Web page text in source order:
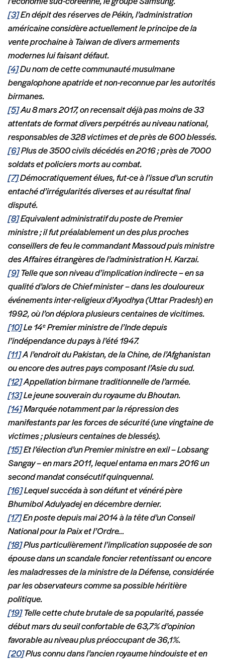
[3]En dépit des réserves de Pékin, l’administration
américaine considère actuellement le principe de la
vente prochaine à Taiwan de divers armements
modernes lui faisant défaut.
[4]Du nom de cette communauté musulmane
bengalophone apatride et non-reconnue par les autorités
birmanes.
[5]Au 8 mars 2017, on recensait déjà pas moins de 33
attentats de format divers perpétrés au niveau national,
responsables de 328 victimes et de près de 600 blessés.
[6]Plus de 3500 civils décédés en 2016 ; près de 7000
soldats et policiers morts au combat.
[7]Démocratiquement élues, fut-ce à l’issue d’un scrutin
entaché d’irrégularités diverses et au résultat final
disputé.
[8]Equivalent administratif du poste de Premier
ministre ; il fut préalablement un des plus proches
conseillers de feu le commandant Massoud puis ministre
des Affaires étrangères de l’administration H. Karzai.
[9]Telle que son niveau d’implication indirecte – en sa
qualité d’alors de Chief minister – dans les douloureux
événements inter-religieux d’Ayodhya (Uttar Pradesh) en
1992, où l’on déplora plusieurs centaines de vicitimes.
[10]Le 14e Premier ministre de l’Inde depuis
l’indépendance du pays à l’été 1947.
[11]A l’endroit du Pakistan, de la Chine, de l’Afghanistan
ou encore des autres pays composant l’Asie du sud.
[12]Appellation birmane traditionnelle de l’armée.
[13]Le jeune souverain du royaume du Bhoutan.
[14]Marquée notamment par la répression des
manifestants par les forces de sécurité (une vingtaine de
victimes ; plusieurs centaines de blessés).
[15]Et l’élection d’un Premier ministre en exil – Lobsang
Sangay – en mars 2011, lequel entama en mars 2016 un
second mandat consécutif quinquennal.
[16]Lequel succéda à son défunt et vénéré père
Bhumibol Adulyadej en décembre dernier.
[17]En poste depuis mai 2014 à la tête d’un Conseil
National pour la Paix et l’Ordre…
[18]Plus particulièrement l’implication supposée de son
épouse dans un scandale foncier retentissant ou encore
les maladresses de la ministre de la Défense, considérée
par les observateurs comme sa possible héritière
politique.
[19]Telle cette chute brutale de sa popularité, passée
début mars du seuil confortable de 63,7% d’opinion
favorable au niveau plus préoccupant de 36,1%.
[20]Plus connu dans l’ancien royaume hindouiste et en